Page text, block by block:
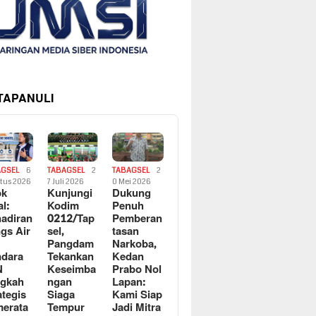
6
2026
Air
TABAGSEL
2
7 Juli 2026
Kunjungi
Kodim
0212/Tap
sel,
Pangdam
Tekankan
Keseimba
ngan
Siaga
Tempur
TABAGSEL
2
0 Mei 2026
Dukung
Penuh
Pemberan
tasan
Narkoba,
Kedan
Prabo Nol
Lapan:
Kami Siap
Jadi Mitra